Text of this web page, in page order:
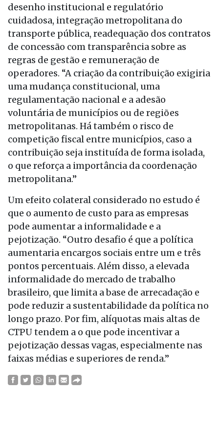
desenho institucional e regulatório
cuidadosa, integração metropolitana do
transporte pública, readequação dos contratos
de concessão com transparência sobre as
regras de gestão e remuneração de
operadores. “A criação da contribuição exigiria
uma mudança constitucional, uma
regulamentação nacional e a adesão
voluntária de municípios ou de regiões
metropolitanas. Há também o risco de
competição fiscal entre municípios, caso a
contribuição seja instituída de forma isolada,
o que reforça a importância da coordenação
metropolitana.”
Um efeito colateral considerado no estudo é
que o aumento de custo para as empresas
pode aumentar a informalidade e a
pejotização. “Outro desafio é que a política
aumentaria encargos sociais entre um e três
pontos percentuais. Além disso, a elevada
informalidade do mercado de trabalho
brasileiro, que limita a base de arrecadação e
pode reduzir a sustentabilidade da política no
longo prazo. Por fim, alíquotas mais altas de
CTPU tendem a o que pode incentivar a
pejotização dessas vagas, especialmente nas
faixas médias e superiores de renda.”